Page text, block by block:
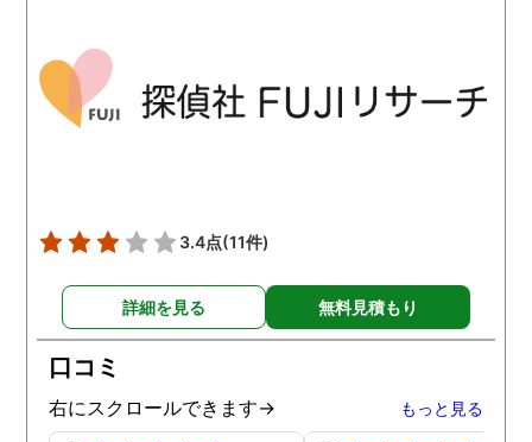
3.4点(11件)
詳細を見る 無料見積もり
口コミ
右にスクロールできます→ もっと見る